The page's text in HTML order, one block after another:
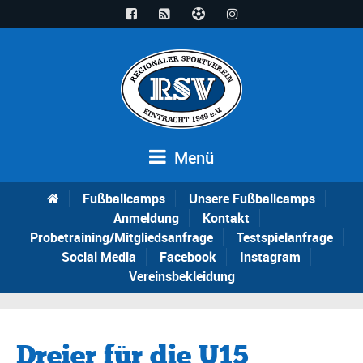
Menü
Fußballcamps
Unsere Fußballcamps
Anmeldung
Kontakt
Probetraining/Mitgliedsanfrage
Testspielanfrage
Social Media
Facebook
Instagram
Vereinsbekleidung
Dreier für die U15